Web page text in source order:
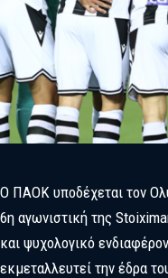
Ο ΠΑΟΚ υποδέχεται τον
6η αγωνιστική της
και ψυχολογικό
εκμεταλλευτεί την έδρα